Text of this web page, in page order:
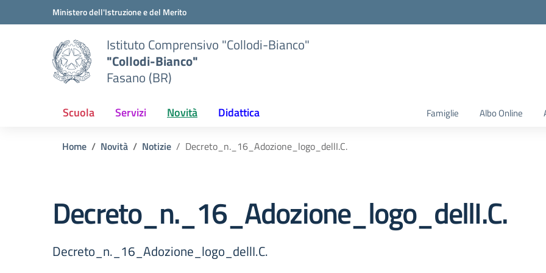
Vai ai contenuti
Vai al menu di navigazioneMinistero dell'Istruzione e del Merito
Istituto Comprensivo "Collodi-Bianco"
"Collodi-Bianco"
Fasano (BR)
Scuola Servizi Novità Didattica Famiglie Albo Online
Home Novità Notizie Decreto_n._16_Adozione_logo_dellI.C.
Decreto_n._16_Adozione_logo_dellI.C.
Decreto_n._16_Adozione_logo_dellI.C.